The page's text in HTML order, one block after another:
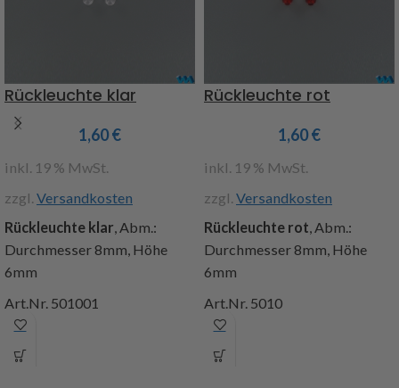
Achtung : Nicht geeignet für
die MFC von Tamiya
Achtung : Nicht geeignet für
die MFC von Tamiya
Rückleuchte klar
1,60€
inkl. 19 % MwSt.
zzgl. Versandkosten
Rückleuchte klar, Abm.:
Durchmesser 8mm, Höhe
6mm
Art.Nr. 501001
Rückleuchte rot
1,60€
inkl. 19 % MwSt.
zzgl. Versandkosten
Rückleuchte rot, Abm.:
Durchmesser 8mm, Höhe
6mm
Art.Nr. 5010